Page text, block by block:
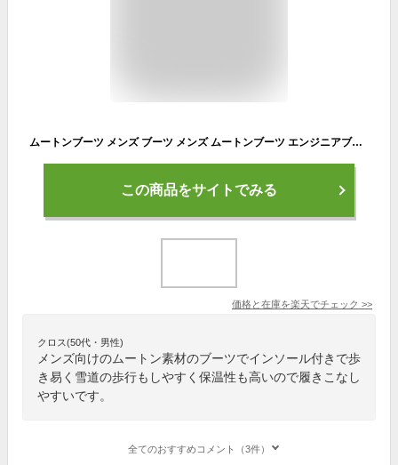
ムートンブーツ メンズ ブーツ メンズ ムートンブーツ エンジニアブーツ メンズ 大きいサイズ ショートブーツ ロングブーツ インソール付き カジュアルブーツ 2WAYムートンエンジニアブーツ
この商品をサイトでみる
価格と在庫を楽天でチェック >>
クロス(50代・男性)
メンズ向けのムートン素材のブーツでインソール付きで歩
き易く雪道の歩行もしやすく保温性も高いので履きこなし
やすいです。
全てのおすすめコメント（3件）